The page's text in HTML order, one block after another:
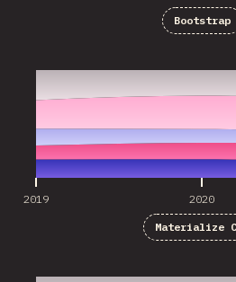
Bootstrap
2019 2020
Materialize